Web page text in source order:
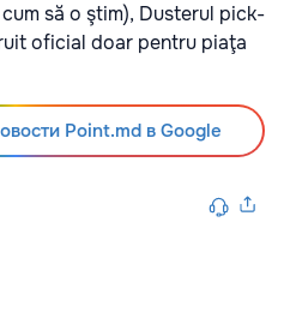
să o ştim), Dusterul pick-
oficial doar pentru piaţa
Point.md в Google